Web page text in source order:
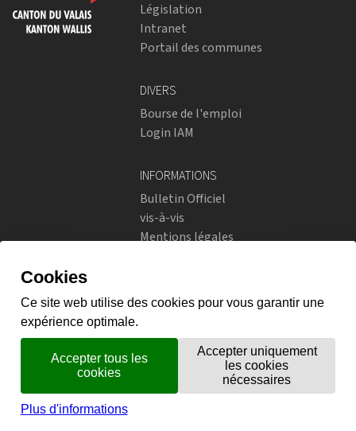
Législation
Intranet
Portail des communes
DIVERS
Bourse de l'emploi
Login IAM
INFORMATIONS
Bulletin Officiel
vis-à-vis
Mentions légales
Instagram
flickr